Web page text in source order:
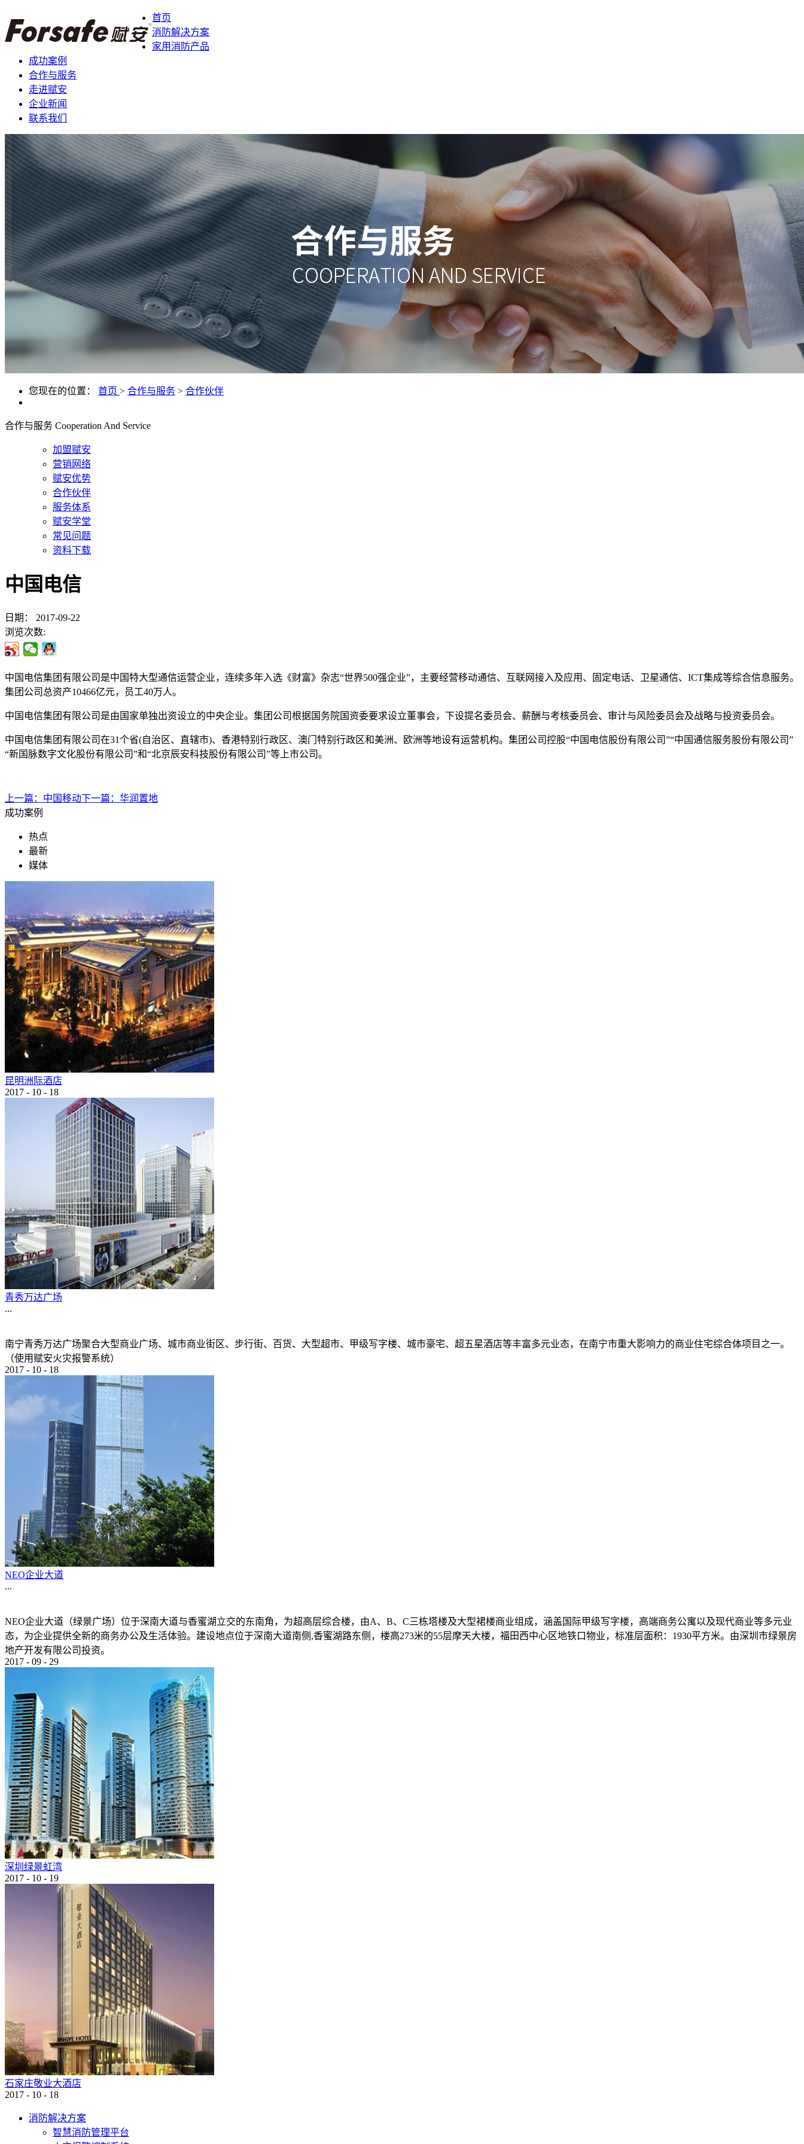
首页
消防解决方案
家用消防产品
成功案例
合作与服务
走进赋安
企业新闻
联系我们
您现在的位置： 首页 > 合作与服务 > 合作伙伴
合作与服务 Cooperation And Service
加盟赋安
营销网络
赋安优势
合作伙伴
服务体系
赋安学堂
常见问题
资料下载
中国电信
日期：
2017-09-22
浏览次数:
中国电信集团有限公司是中国特大型通信运营企业，连续多年入选《财富》杂志“世界500强企业”，主要经营移动通信、互联网接入及应用、固定电话、卫星通信、ICT集成等综合信息服务。
集团 公司总资产10466亿元，员工40万人。
中国电信集团有限公司是由国家单独出资设立的中央企业。集团公司根据国务院国资委要求设立董事会，下设提名委员会、薪酬与考核委员会、审计与风险委员会及战略与投资委员会。
中国电信集团有限公司在31个省(自治区、直辖市)、香港特别行政区、澳门特别行政区和美洲、欧洲等地设有运营机构。 集团公司控股“中国电信股份有限公司”“中国通信服务股份有限公司”
“新国脉数字文化股份有限公司”和“北京辰安科技股份有限公司”等上市公司。
上一篇： 中国移动下一篇： 华润置地
成功案例
热点
最新
媒体
昆明洲际酒店
2017 - 10 - 18
青秀万达广场
...
南宁青秀万达广场聚合大型商业广场、城市商业街区、步行街、百货、大型超市、甲级写字楼、城市豪宅、超五星酒店等丰富多元业态，在南宁市重大影响力的商业住宅综合体项目之一。
（使用赋安火灾报警系统）
2017 - 10 - 18
NEO企业大道
...
NEO企业大道（绿景广场）位于深南大道与香蜜湖立交的东南角，为超高层综合楼，由A、B、C三栋塔楼及大型裙楼商业组成，涵盖国际甲级写字楼，高端商务公寓以及现代商业等多元业
态，为企业提供全新的商务办公及生活体验。建设地点位于深南大道南侧,香蜜湖路东侧，楼高273米的55层摩天大楼，福田西中心区地铁口物业，标准层面积：1930平方米。由深圳市绿景房
地产开发有限公司投资。
2017 - 09 - 29
深圳绿景虹湾
2017 - 10 - 19
石家庄敬业大酒店
2017 - 10 - 18
消防解决方案
智慧消防管理平台